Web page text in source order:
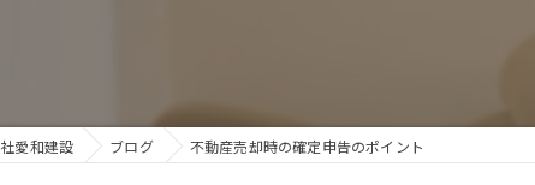
愛和建設 ブログ 不動産売却時の確定申告のポイント